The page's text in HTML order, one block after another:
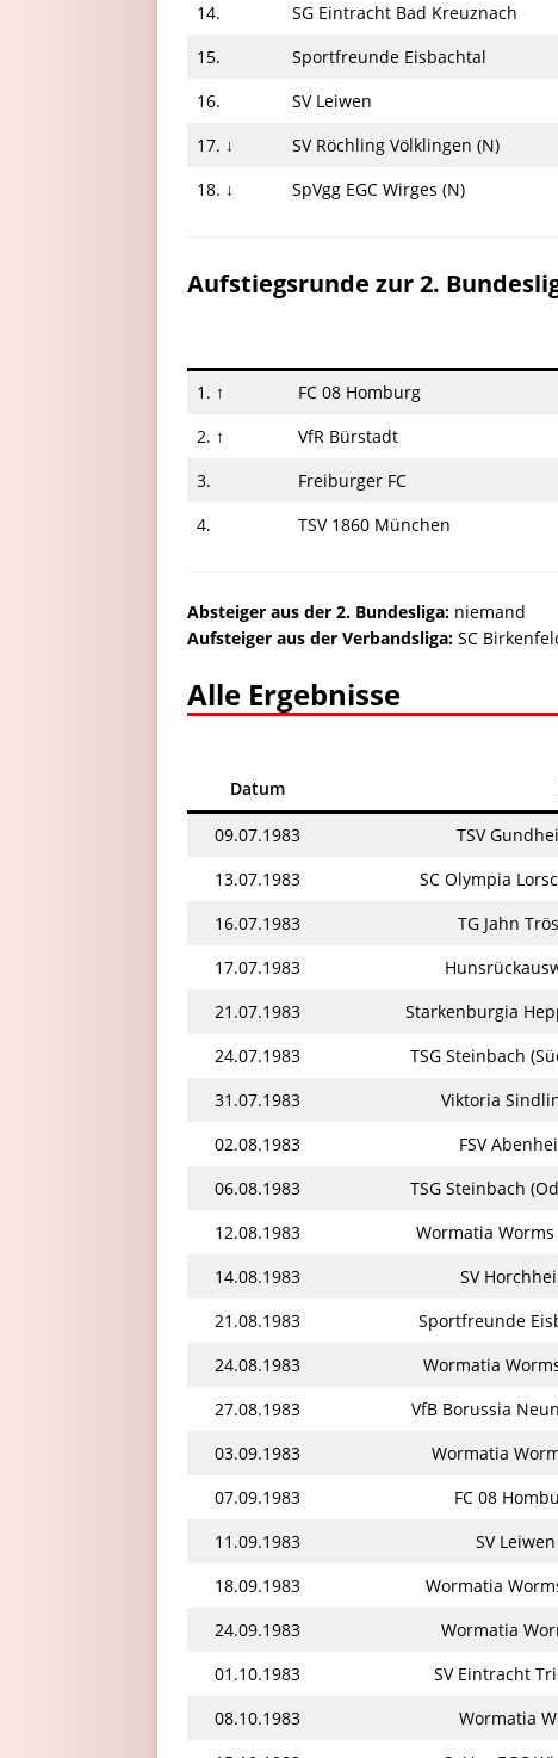
14.
SG Eintracht Bad Kreuznach
15.
Sportfreunde Eisbachtal
16.
SV Leiwen
17. ↓
SV Röchling Völklingen (N)
18. ↓
SpVgg EGC Wirges (N)
Aufstiegsrunde zur 2.
1. ↑ FC 08 Homburg
2. ↑
VfR Bürstadt
3.
Freiburger FC
4.
TSV 1860 München
Absteiger aus der 2. Bundesliga: niemand
Aufsteiger aus der Verbandsliga: SC
Alle Ergebnisse
Datum
09.07.1983 TSV
13.07.1983
SC Olympia
16.07.1983
TG Jahn
17.07.1983
21.07.1983
Starkenburgia
24.07.1983
TSG Steinbach
31.07.1983
Viktoria
02.08.1983
FSV
06.08.1983
TSG Steinbach
12.08.1983
Wormatia
14.08.1983
SV
21.08.1983
Sportfreunde
24.08.1983
Wormatia
27.08.1983
VfB Borussia
03.09.1983
Wormatia
07.09.1983
FC 08
11.09.1983
SV
18.09.1983
Wormatia
24.09.1983
Wormatia
01.10.1983
SV Eintracht
08.10.1983
Wormatia